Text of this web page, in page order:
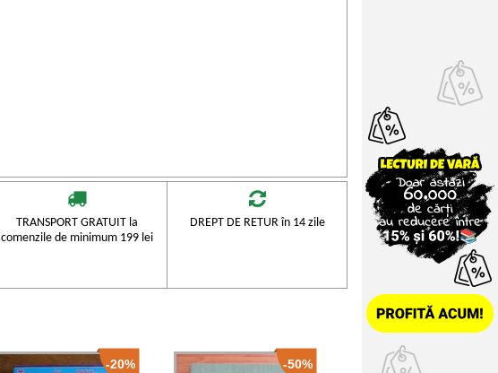
TRANSPORT GRATUIT la
comenzile de minimum 199 lei
DREPT DE RETUR în 14 zile
-20% -50%